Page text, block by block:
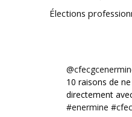
Élections
10 raisons de
directement
#enermine